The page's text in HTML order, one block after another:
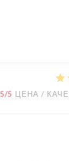
5/5 ЦЕНА /